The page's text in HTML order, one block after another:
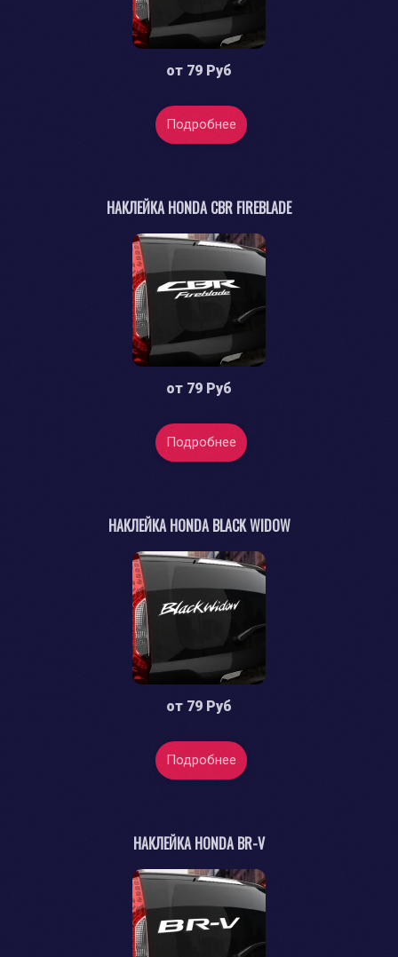
от 79 Руб
Подробнее
НАКЛЕЙКА HONDA CBR FIREBLADE
от 79 Руб
Подробнее
НАКЛЕЙКА HONDA BLACK WIDOW
от 79 Руб
Подробнее
НАКЛЕЙКА HONDA BR-V